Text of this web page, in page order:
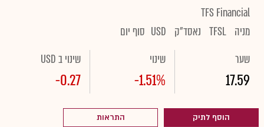
TFS Financial
מניה TFSL נאסד"ק USD סוף יום
שער
17.59
שינוי
-1.51%
שינוי ב USD
-0.27
הוסף לתיק התראות